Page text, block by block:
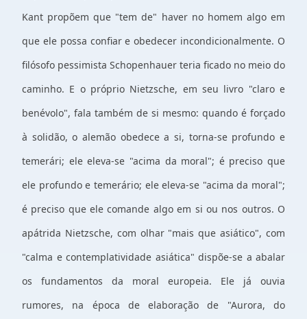
Kant propõem que "tem de" haver no homem algo em
que ele possa confiar e obedecer incondicionalmente. O
filósofo pessimista Schopenhauer teria ficado no meio do
caminho. E o próprio Nietzsche, em seu livro "claro e
benévolo", fala também de si mesmo: quando é forçado
à solidão, o alemão obedece a si, torna-se profundo e
temerári; ele eleva-se "acima da moral"; é preciso que
ele profundo e temerário; ele eleva-se "acima da moral";
é preciso que ele comande algo em si ou nos outros. O
apátrida Nietzsche, com olhar "mais que asiático", com
"calma e contemplatividade asiática" dispõe-se a abalar
os fundamentos da moral europeia. Ele já ouvia
rumores, na época de elaboração de "Aurora, do